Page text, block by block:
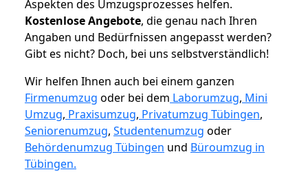
Aspekten des Umzugsprozesses helfen.
Kostenlose Angebote, die genau nach Ihren
Angaben und Bedürfnissen angepasst werden?
Gibt es nicht? Doch, bei uns selbstverständlich!
Wir helfen Ihnen auch bei einem ganzen
Firmenumzug oder bei dem Laborumzug, Mini
Umzug, Praxisumzug, Privatumzug Tübingen,
Seniorenumzug, Studentenumzug oder
Behördenumzug Tübingen und Büroumzug in
Tübingen.